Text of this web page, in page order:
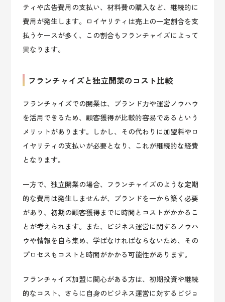
ティや広告費用の支払い、材料費の購入など、継続的に
費用が発生します。ロイヤリティは売上の一定割合を支
払うケースが多く、この割合もフランチャイズによって
異なります。
フランチャイズと独立開業のコスト比較
フランチャイズでの開業は、ブランド力や運営ノウハウ
を活用できるため、顧客獲得が比較的容易であるという
メリットがあります。しかし、その代わりに加盟料やロ
イヤリティの支払いが必要となり、これが継続的な経費
となります。
一方で、独立開業の場合、フランチャイズのような定期
的な費用は発生しませんが、ブランドを一から築く必要
があり、初期の顧客獲得までに時間とコストがかかるこ
とが考えられます。また、ビジネス運営に関するノウハ
ウや情報を自ら集め、学ばなければならないため、その
プロセスもコストと時間がかかる可能性があります。
フランチャイズ加盟に関心がある方は、初期投資や継続
的なコスト、さらに自身のビジネス運営に対するビジョ